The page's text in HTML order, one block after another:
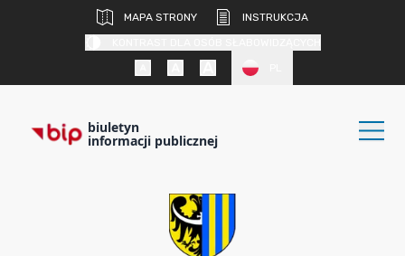
MAPA STRONY
INSTRUKCJA
biuletyn
informacji publicznej